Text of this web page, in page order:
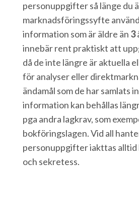
personuppgifter så länge du
marknadsföringssyfte
information som är äldre än 3
innebär rent praktiskt att
då de inte längre är aktuella
för analyser eller
ändamål som de har samlats
information kan behållas
pga andra lagkrav, som
bokföringslagen. Vid all
personuppgifter iakttas alltid
och sekretess.